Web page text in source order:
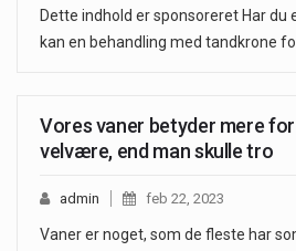
Dette indhold er sponsoreret Har du
kan en behandling med tandkrone
Vores vaner betyder mere
velvære, end man skulle tro
admin feb 22, 2023
Vaner er noget, som de fleste har